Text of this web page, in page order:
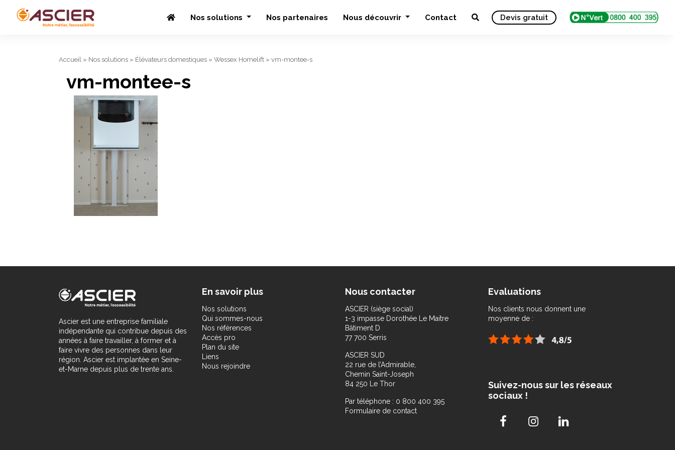
Nos solutions Nos partenaires Nous découvrir Contact Devis gratuit
Accueil » Nos solutions » Élévateurs domestiques » Wessex Homelift » vm-montee-s
vm-montee-s
Ascier est une entreprise familiale
indépendante qui contribue depuis des
années à faire travailler, à former et à
faire vivre des personnes dans leur
région. Ascier est implantée en Seine-
et-Marne depuis plus de trente ans.
En savoir plus
Nos solutions
Qui sommes-nous
Nos références
Accès pro
Plan du site
Liens
Nous rejoindre
Nous contacter
ASCIER (siège social)
1-3 impasse Dorothée Le Maitre
Bâtiment D
77 700 Serris
ASCIER SUD
22 rue de l’Admirable,
Chemin Saint-Joseph
84 250 Le Thor
Par téléphone : 0 800 400 395
Formulaire de contact
Evaluations
Nos clients nous donnent une
moyenne de :
Suivez-nous sur les réseaux
sociaux !